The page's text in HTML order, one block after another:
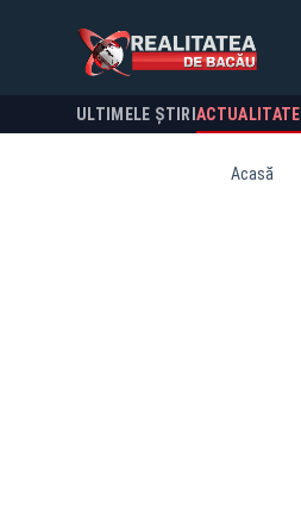
ULTIMELE ȘTIRI ACTUALITATE
Acasă